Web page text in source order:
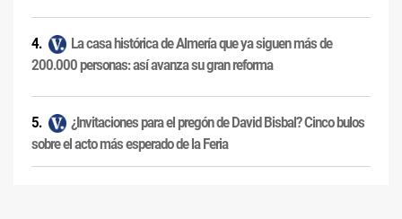
La casa histórica de Almería que ya siguen más de
200.000 personas: así avanza su gran reforma
¿Invitaciones para el pregón de David Bisbal? Cinco bulos
sobre el acto más esperado de la Feria